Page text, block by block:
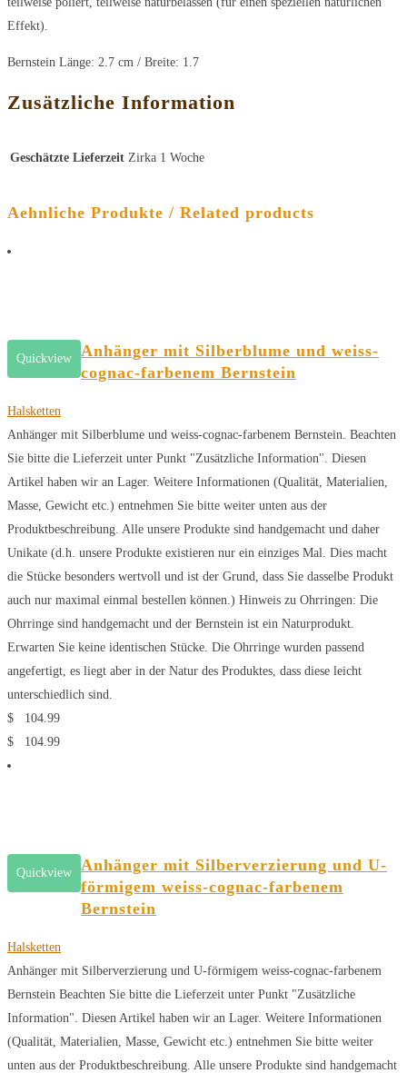
Effekt).
Bernstein Länge: 2.7 cm / Breite: 1.7
Zusätzliche Information
Geschätzte Lieferzeit Zirka 1 Woche
Aehnliche Produkte / Related products
Quickview
Anhänger mit Silberblume und weiss-
cognac-farbenem Bernstein
Halsketten
Anhänger mit Silberblume und weiss-cognac-farbenem Bernstein. Beachten
Sie bitte die Lieferzeit unter Punkt "Zusätzliche Information". Diesen
Artikel haben wir an Lager. Weitere Informationen (Qualität, Materialien,
Masse, Gewicht etc.) entnehmen Sie bitte weiter unten aus der
Produktbeschreibung. Alle unsere Produkte sind handgemacht und daher
Unikate (d.h. unsere Produkte existieren nur ein einziges Mal. Dies macht
die Stücke besonders wertvoll und ist der Grund, dass Sie dasselbe Produkt
auch nur maximal einmal bestellen können.) Hinweis zu Ohrringen: Die
Ohrringe sind handgemacht und der Bernstein ist ein Naturprodukt.
Erwarten Sie keine identischen Stücke. Die Ohrringe wurden passend
angefertigt, es liegt aber in der Natur des Produktes, dass diese leicht
unterschiedlich sind.
$
104.99
$
104.99
Quickview
Anhänger mit Silberverzierung und U-
förmigem weiss-cognac-farbenem
Bernstein
Halsketten
Anhänger mit Silberverzierung und U-förmigem weiss-cognac-farbenem
Bernstein Beachten Sie bitte die Lieferzeit unter Punkt "Zusätzliche
Information". Diesen Artikel haben wir an Lager. Weitere Informationen
(Qualität, Materialien, Masse, Gewicht etc.) entnehmen Sie bitte weiter
unten aus der Produktbeschreibung. Alle unsere Produkte sind handgemacht